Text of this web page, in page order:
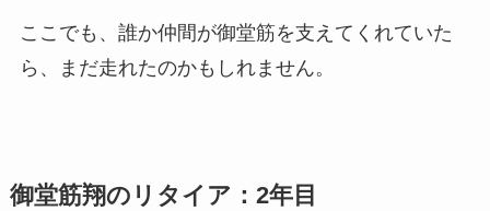
ここでも、誰か仲間が御堂筋を支えてくれていた
ら、まだ走れたのかもしれません。
御堂筋翔のリタイア：2年目